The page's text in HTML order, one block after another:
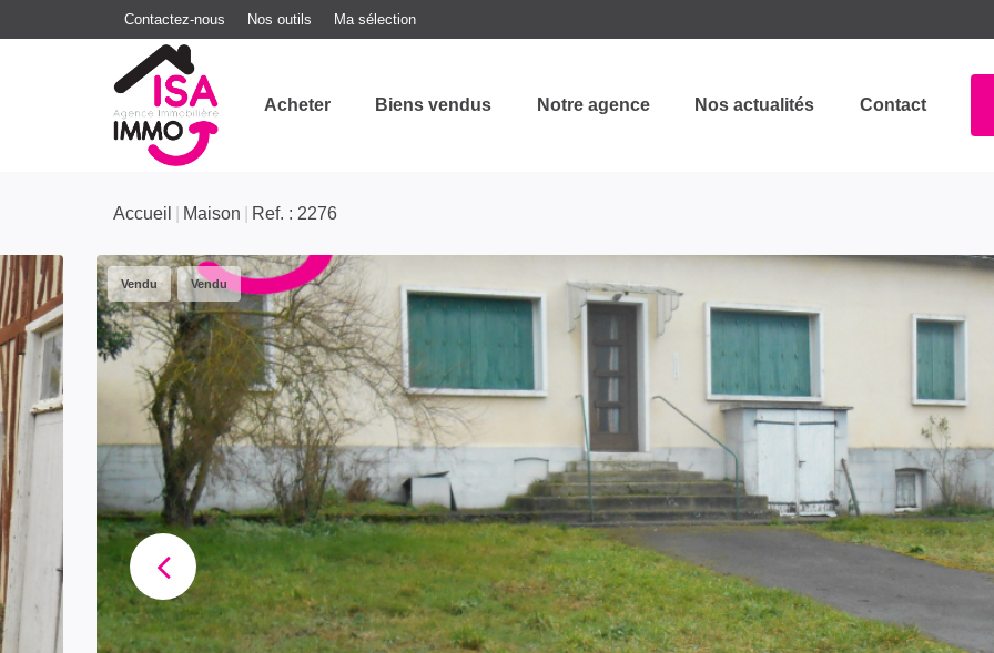
Contactez-nous Nos outils Ma sélection
Acheter Biens vendus Notre agence Nos actualités Contact
Accueil Maison Ref. : 2276
Vendu Vendu